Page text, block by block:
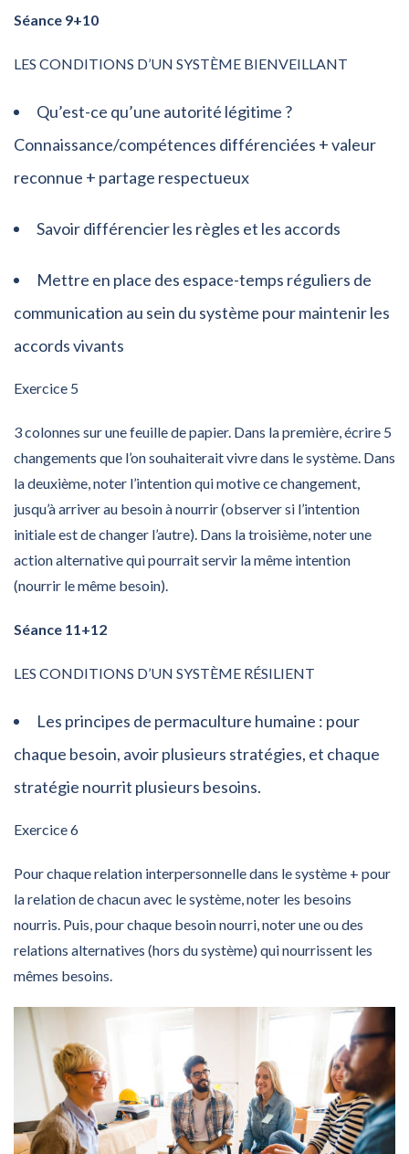
Séance 9+10
LES CONDITIONS D’UN SYSTÈME BIENVEILLANT
Qu’est-ce qu’une autorité légitime ?
Connaissance/compétences différenciées + valeur
reconnue + partage respectueux
Savoir différencier les règles et les accords
Mettre en place des espace-temps réguliers de
communication au sein du système pour maintenir les
accords vivants
Exercice 5
3 colonnes sur une feuille de papier. Dans la première, écrire 5
changements que l’on souhaiterait vivre dans le système. Dans
la deuxième, noter l’intention qui motive ce changement,
jusqu’à arriver au besoin à nourrir (observer si l’intention
initiale est de changer l’autre). Dans la troisième, noter une
action alternative qui pourrait servir la même intention
(nourrir le même besoin).
Séance 11+12
LES CONDITIONS D’UN SYSTÈME RÉSILIENT
Les principes de permaculture humaine : pour
chaque besoin, avoir plusieurs stratégies, et chaque
stratégie nourrit plusieurs besoins.
Exercice 6
Pour chaque relation interpersonnelle dans le système + pour
la relation de chacun avec le système, noter les besoins
nourris. Puis, pour chaque besoin nourri, noter une ou des
relations alternatives (hors du système) qui nourrissent les
mêmes besoins.